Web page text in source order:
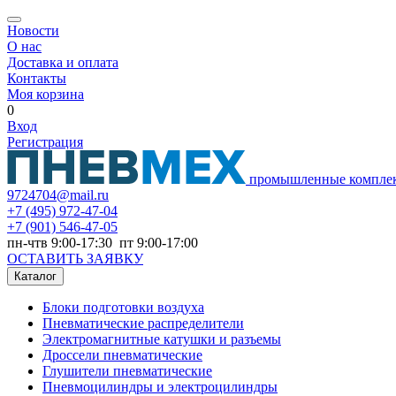
Новости
О нас
Доставка и оплата
Контакты
Моя корзина
0
Вход
Регистрация
промышленные
9724704@mail.ru
+7 (495) 972-47-04
+7 (901) 546-47-05
пн-чтв 9:00-17:30 пт 9:00-17:00
ОСТАВИТЬ ЗАЯВКУ
Каталог
Блоки подготовки воздуха
Пневматические распределители
Электромагнитные катушки и разъемы
Дроссели пневматические
Глушители пневматические
Пневмоцилиндры и электроцилиндры